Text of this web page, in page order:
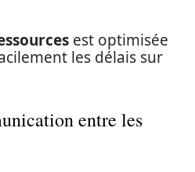
est optimisée
les délais sur
entre les